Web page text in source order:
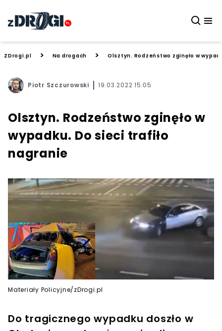
ZDrogi.pl > Na drogach > Olsztyn. Rodzeństwo zginęło w
Piotr Szczurowski 19.03.2022 15:05
Olsztyn. Rodzeństwo zginęło w
wypadku. Do sieci trafiło
nagranie
Materiały Policyjne/zDrogi.pl
Do tragicznego wypadku doszło w